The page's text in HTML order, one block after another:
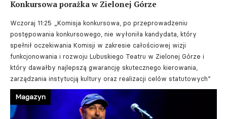
Konkursowa porażka w Zielonej Górze
Wczoraj 11:25 „Komisja konkursowa, po przeprowadzeniu
postępowania konkursowego, nie wyłoniła kandydata, który
spełnił oczekiwania Komisji w zakresie całościowej wizji
funkcjonowania i rozwoju Lubuskiego Teatru w Zielonej Górze i
który dawałby najlepszą gwarancję skutecznego kierowania,
zarządzania instytucją kultury oraz realizacji celów statutowych”
Magazyn